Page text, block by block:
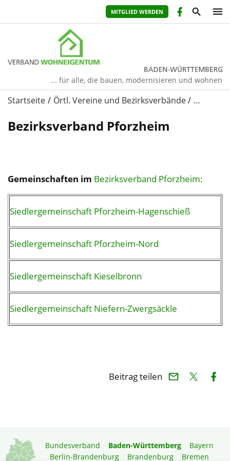
MITGLIED WERDEN
... für alle, die bauen, modernisieren und wohnen
Startseite Örtl. Vereine und Bezirksverbände …
Bezirksverband Pforzheim
Gemeinschaften im Bezirksverband Pforzheim:
Siedlergemeinschaft Pforzheim-Hagenschieß
Siedlergemeinschaft Pforzheim-Nord
Siedlergemeinschaft Kieselbronn
Siedlergemeinschaft Niefern-Zwergsäckle
Beitrag teilen
Bundesverband Baden-Württemberg
Bayern
Berlin-Brandenburg
Brandenburg Bremen